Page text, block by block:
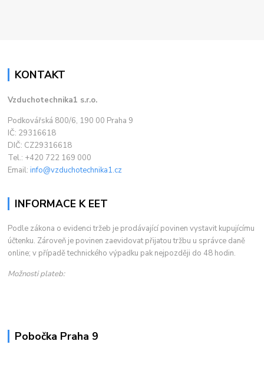
KONTAKT
Vzduchotechnika1 s.r.o.
Podkovářská 800/6, 190 00 Praha 9
IČ: 29316618
DIČ: CZ29316618
Tel.: +420 722 169 000
Email:info@vzduchotechnika1.cz
INFORMACE K EET
Podle zákona o evidenci tržeb je prodávající povinen vystavit kupujícímu
účtenku. Zároveň je povinen zaevidovat přijatou tržbu u správce daně
online; v případě technického výpadku pak nejpozději do 48 hodin.
Možnosti plateb:
Pobočka Praha 9